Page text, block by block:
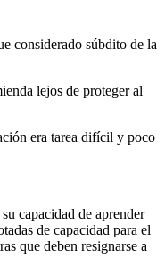
considerado súbdito de la
lejos de proteger al
era tarea difícil y poco
capacidad de aprender
de capacidad para el
que deben resignarse a